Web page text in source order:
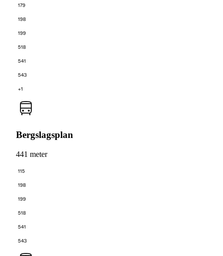
179
198
199
518
541
543
+1
Bergslagsplan
441 meter
115
198
199
518
541
543